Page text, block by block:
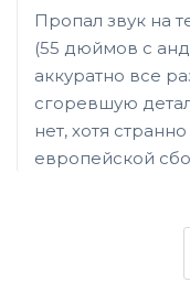
Пропал звук на
(55 дюймов с
аккуратно все
сгоревшую
нет, хотя
европейской